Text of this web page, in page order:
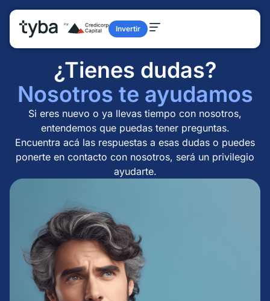
Invertir
¿Tienes dudas?
Nosotros te ayudamos
Si eres nuevo o ya llevas tiempo con nosotros,
entendemos que puedas tener preguntas.
Encuentra acá las respuestas a esas dudas o puedes
ponerte en contacto con nosotros, será un privilegio
ayudarte.